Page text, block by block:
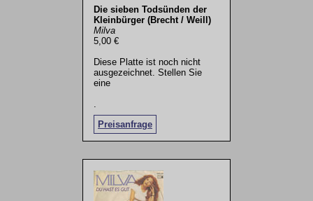
Die sieben Todsünden der
Kleinbürger (Brecht / Weill)
Milva
5,00 €
Diese Platte ist noch nicht
ausgezeichnet. Stellen Sie
eine
Preisanfrage